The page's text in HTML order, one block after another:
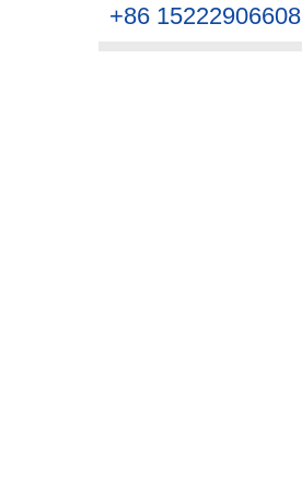
+86 15222906608